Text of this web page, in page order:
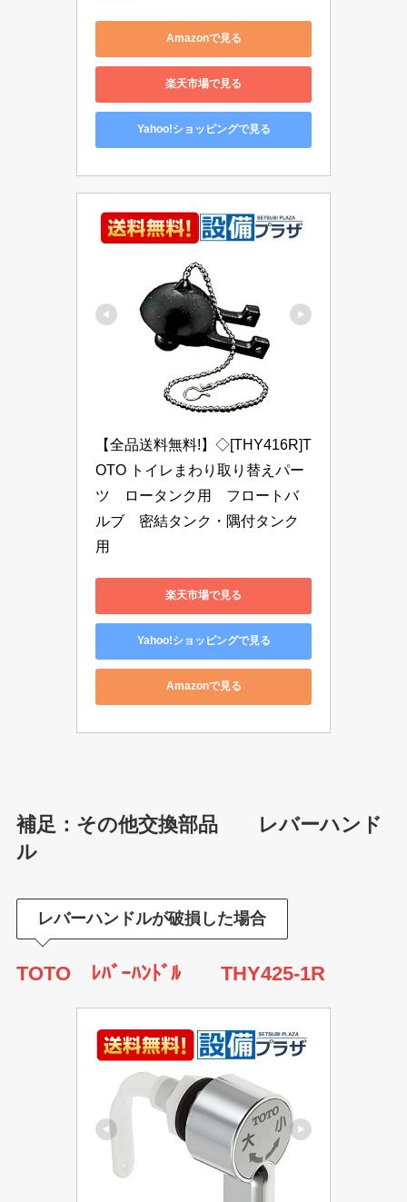
Amazonで見る
楽天市場で見る
Yahoo!ショッピングで見る
【全品送料無料!】◇[THY416R]T
OTO トイレまわり取り替えパー
ツ　ロータンク用　フロートバ
ルブ　密結タンク・隅付タンク
用
楽天市場で見る
Yahoo!ショッピングで見る
Amazonで見る
補足：その他交換部品 レバーハンド
ル
レバーハンドルが破損した場合
TOTO ﾚﾊﾞｰﾊﾝﾄﾞﾙ THY425-1R